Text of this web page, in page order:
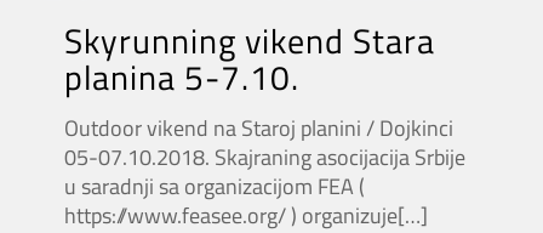
Skyrunning vikend Stara
planina 5-7.10.
Outdoor vikend na Staroj planini / Dojkinci
05-07.10.2018. Skajraning asocijacija Srbije
u saradnji sa organizacijom FEA (
https://www.feasee.org/ ) organizuje[…]